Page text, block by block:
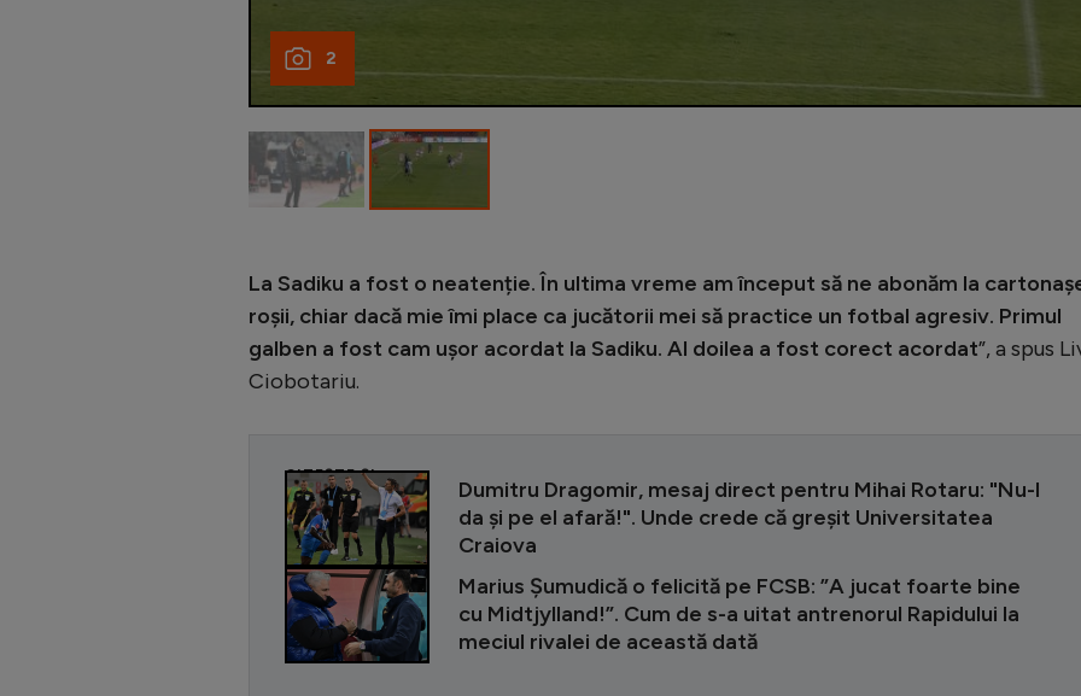
2
La Sadiku a fost o neatenție. În ultima vreme am început să ne abonăm la
roșii, chiar dacă mie îmi place ca jucătorii mei să practice un fotbal agresiv. Primul
galben a fost cam ușor acordat la Sadiku. Al doilea a fost corect acordat”, a spus
Ciobotariu.
CITEȘTE ȘI
Dumitru Dragomir, mesaj direct pentru Mihai Rotaru: "Nu-l
da și pe el afară!". Unde crede că greșit Universitatea
Craiova
Marius Șumudică o felicită pe FCSB: ”A jucat foarte bine
cu Midtjylland!”. Cum de s-a uitat antrenorul Rapidului la
meciul rivalei de această dată